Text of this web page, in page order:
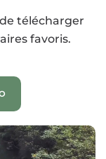
télécharger
favoris.